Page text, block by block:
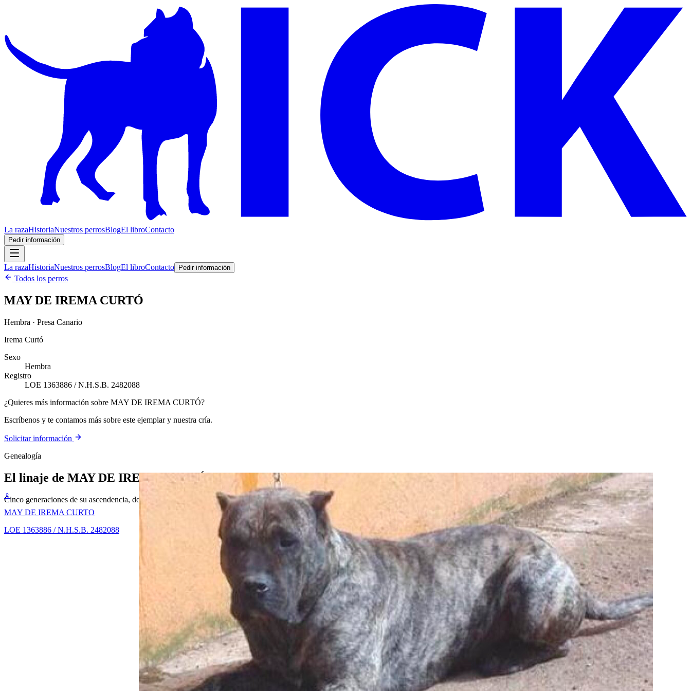
La razaHistoriaNuestros perrosBlogEl libroContacto
Pedir información
La razaHistoriaNuestros perrosBlogEl libroContacto Pedir información
Todos los perros
MAY DE IREMA CURTÓ
Hembra · Presa Canario
Irema Curtó
Sexo
Hembra
Registro
LOE 1363886 / N.H.S.B. 2482088
¿Quieres más información sobre MAY DE IREMA CURTÓ?
Escríbenos y te contamos más sobre este ejemplar y nuestra cría.
Solicitar información
Genealogía
El linaje de MAY DE IREMA CURTÓ
Cinco generaciones de su ascendencia, documentada y verificable. La continuidad del Presa Canario auténtico, generación tras generación.
♀
MAY DE IREMA CURTO
LOE 1363886 / N.H.S.B. 2482088